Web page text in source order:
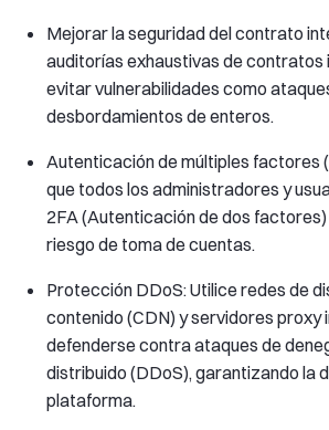
Mejorar la seguridad del contrato
auditorías exhaustivas de contratos
evitar vulnerabilidades como
desbordamientos de enteros.
Autenticación de múltiples factores
que todos los administradores y
2FA (Autenticación de dos
riesgo de toma de cuentas.
Protección DDoS: Utilice redes de
contenido (CDN) y servidores proxy
defenderse contra ataques de
distribuido (DDoS), garantizando la
plataforma.